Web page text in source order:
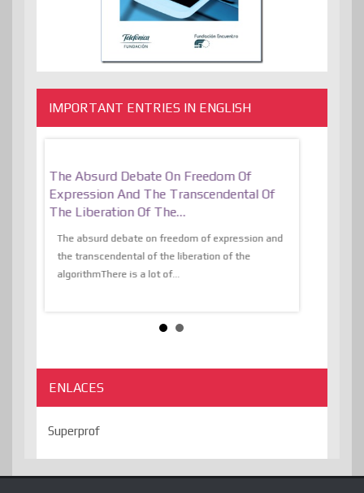
IMPORTANT ENTRIES IN ENGLISH
The Absurd Debate On Freedom Of
Expression And The Transcendental Of
The Liberation Of The…
The absurd debate on freedom of expression and
the transcendental of the liberation of the
algorithmThere is a lot of...
ENLACES
Superprof